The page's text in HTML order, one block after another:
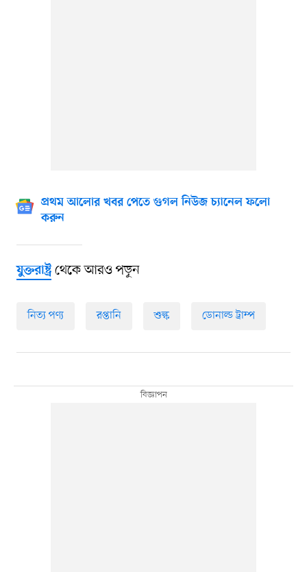
প্রথম আলোর খবর পেতে গুগল নিউজ চ্যানেল ফলো
করুন
যুক্তরাষ্ট্রথেকে আরও পড়ুন
নিত্য পণ্য রপ্তানি শুল্ক ডোনাল্ড ট্রাম্প